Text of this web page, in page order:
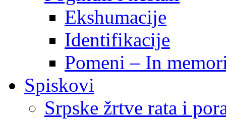
Ekshumacije
Identifikacije
Pomeni – In
Spiskovi
Srpske žrtve rata i